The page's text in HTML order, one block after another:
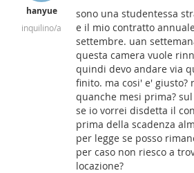
hanyue
inquilino/a
sono una studentessa
e il mio contratto
settembre. uan
questa camera vuole
quindi devo andare via
finito. ma cosi' e' giusto?
quanche mesi prima?
se io vorrei disdetta il
prima della scadenza
per legge se posso
per caso non riesco a
locazione?